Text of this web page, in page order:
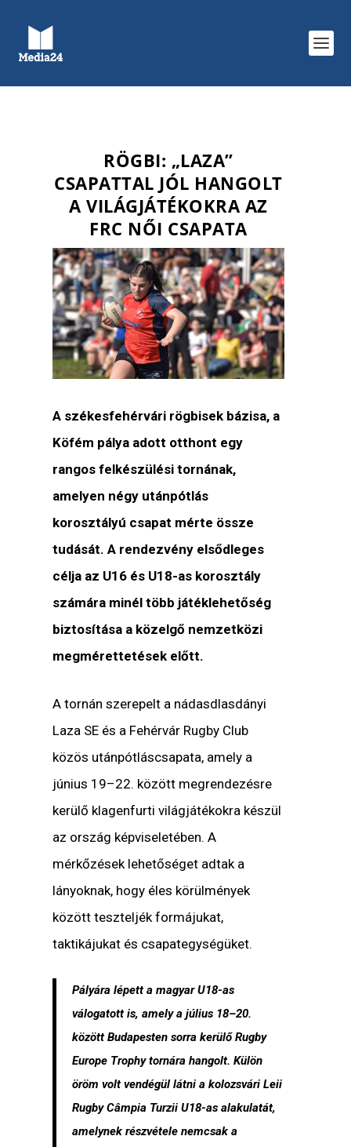
RÖGBI: „LAZA”
CSAPATTAL JÓL HANGOLT
A VILÁGJÁTÉKOKRA AZ
FRC NŐI CSAPATA
A székesfehérvári rögbisek bázisa, a
Köfém pálya adott otthont egy
rangos felkészülési tornának,
amelyen négy utánpótlás
korosztályú csapat mérte össze
tudását. A rendezvény elsődleges
célja az U16 és U18-as korosztály
számára minél több játéklehetőség
biztosítása a közelgő nemzetközi
megmérettetések előtt.
A tornán szerepelt a nádasdlasdányi
Laza SE és a Fehérvár Rugby Club
közös utánpótláscsapata, amely a
június 19–22. között megrendezésre
kerülő klagenfurti világjátékokra készül
az ország képviseletében. A
mérkőzések lehetőséget adtak a
lányoknak, hogy éles körülmények
között teszteljék formájukat,
taktikájukat és csapategységüket.
Pályára lépett a magyar U18-as
válogatott is, amely a július 18–20.
között Budapesten sorra kerülő Rugby
Europe Trophy tornára hangolt. Külön
öröm volt vendégül látni a kolozsvári Leii
Rugby Câmpia Turzii U18-as alakulatát,
amelynek részvétele nemcsak a